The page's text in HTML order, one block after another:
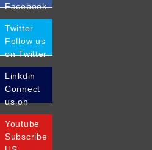
Facebook
Twitter
Follow us
on Twitter
Linkdin
Connect
us on
Youtube
Subscribe